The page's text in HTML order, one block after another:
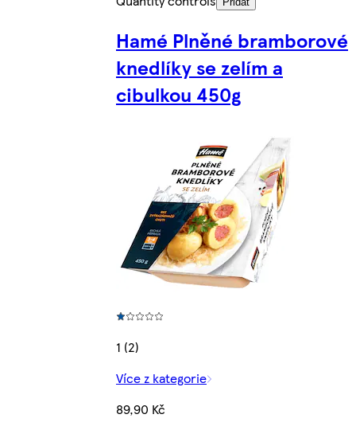
Hamé Plněné bramborové
knedlíky se zelím a
cibulkou 450g
1 (2)
Více z kategorie
89,90 Kč